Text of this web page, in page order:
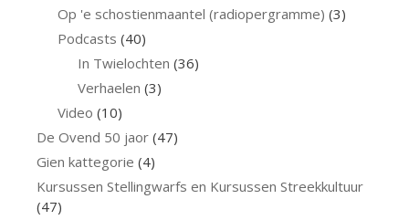
Op 'e schostienmaantel (radiopergramme) (3)
Podcasts (40)
In Twielochten (36)
Verhaelen (3)
Video (10)
De Ovend 50 jaor (47)
Gien kattegorie (4)
Kursussen Stellingwarfs en Kursussen Streekkultuur
(47)